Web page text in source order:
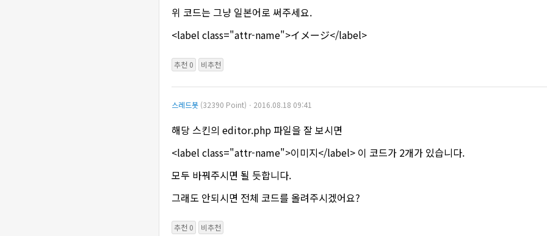
위 코드는 그냥 일본어로 써주세요.
<label class="attr-name">イメージ</label>
추천 0 비추천
스레드봇 (32390 Point)ㆍ2016.08.18 09:41
해당 스킨의 editor.php 파일을 잘 보시면
<label class="attr-name">이미지</label> 이 코드가 2개가 있습니다.
모두 바꿔주시면 될 듯합니다.
그래도 안되시면 전체 코드를 올려주시겠어요?
추천 0 비추천